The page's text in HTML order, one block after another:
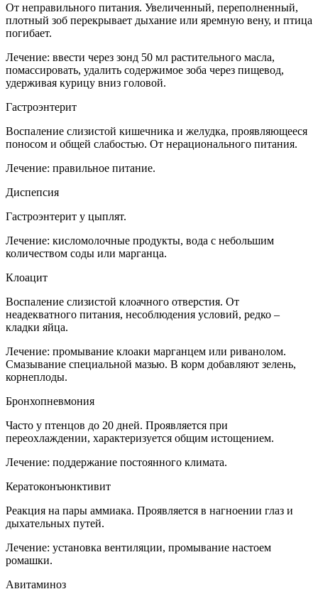
От неправильного питания. Увеличенный, переполненный,
плотный зоб перекрывает дыхание или яремную вену, и птица
погибает.
Лечение: ввести через зонд 50 мл растительного масла,
помассировать, удалить содержимое зоба через пищевод,
удерживая курицу вниз головой.
Гастроэнтерит
Воспаление слизистой кишечника и желудка, проявляющееся
поносом и общей слабостью. От нерационального питания.
Лечение: правильное питание.
Диспепсия
Гастроэнтерит у цыплят.
Лечение: кисломолочные продукты, вода с небольшим
количеством соды или марганца.
Клоацит
Воспаление слизистой клоачного отверстия. От
неадекватного питания, несоблюдения условий, редко –
кладки яйца.
Лечение: промывание клоаки марганцем или риванолом.
Смазывание специальной мазью. В корм добавляют зелень,
корнеплоды.
Бронхопневмония
Часто у птенцов до 20 дней. Проявляется при
переохлаждении, характеризуется общим истощением.
Лечение: поддержание постоянного климата.
Кератоконъюнктивит
Реакция на пары аммиака. Проявляется в нагноении глаз и
дыхательных путей.
Лечение: установка вентиляции, промывание настоем
ромашки.
Авитаминоз